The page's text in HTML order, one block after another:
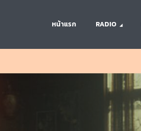
หน้าแรก RADIO